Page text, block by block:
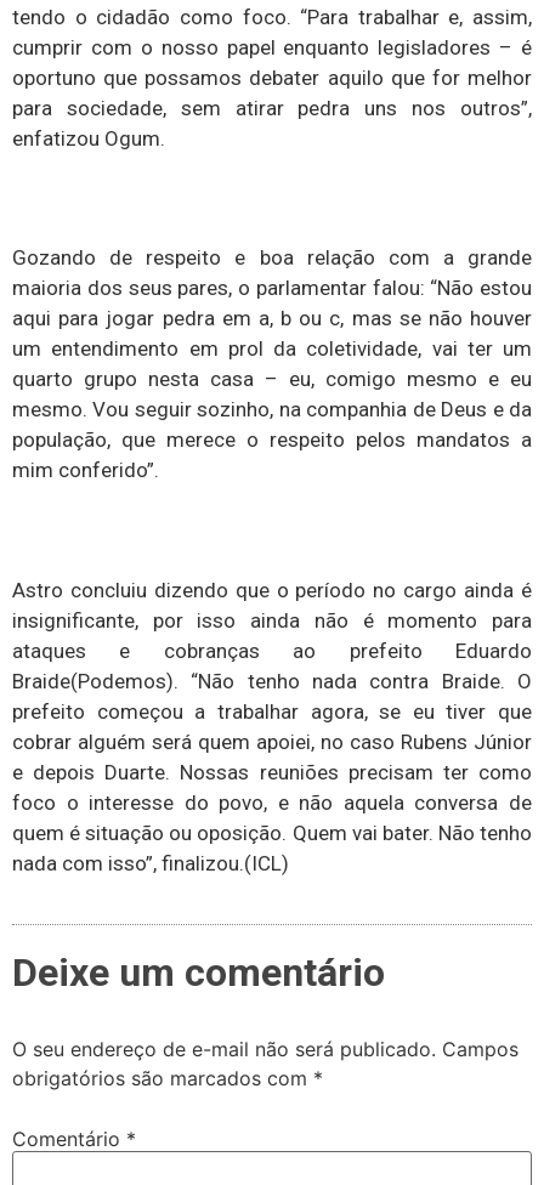
tendo o cidadão como foco. “Para trabalhar e, assim,
cumprir com o nosso papel enquanto legisladores – é
oportuno que possamos debater aquilo que for melhor
para sociedade, sem atirar pedra uns nos outros”,
enfatizou Ogum.
Gozando de respeito e boa relação com a grande
maioria dos seus pares, o parlamentar falou: “Não estou
aqui para jogar pedra em a, b ou c, mas se não houver
um entendimento em prol da coletividade, vai ter um
quarto grupo nesta casa – eu, comigo mesmo e eu
mesmo. Vou seguir sozinho, na companhia de Deus e da
população, que merece o respeito pelos mandatos a
mim conferido”.
Astro concluiu dizendo que o período no cargo ainda é
insignificante, por isso ainda não é momento para
ataques e cobranças ao prefeito Eduardo
Braide(Podemos). “Não tenho nada contra Braide. O
prefeito começou a trabalhar agora, se eu tiver que
cobrar alguém será quem apoiei, no caso Rubens Júnior
e depois Duarte. Nossas reuniões precisam ter como
foco o interesse do povo, e não aquela conversa de
quem é situação ou oposição. Quem vai bater. Não tenho
nada com isso”, finalizou.(ICL)
Deixe um comentário
O seu endereço de e-mail não será publicado. Campos
obrigatórios são marcados com *
Comentário *